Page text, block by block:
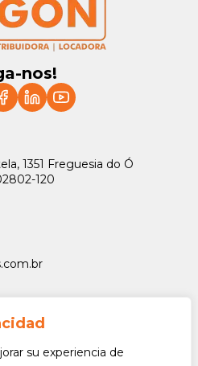
su experiencia de
nos!
1351 Freguesia do Ó
120